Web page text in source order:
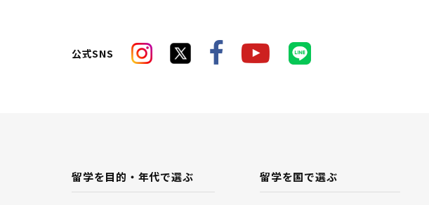
公式SNS
留学を目的・年代で選ぶ 留学を国で選ぶ